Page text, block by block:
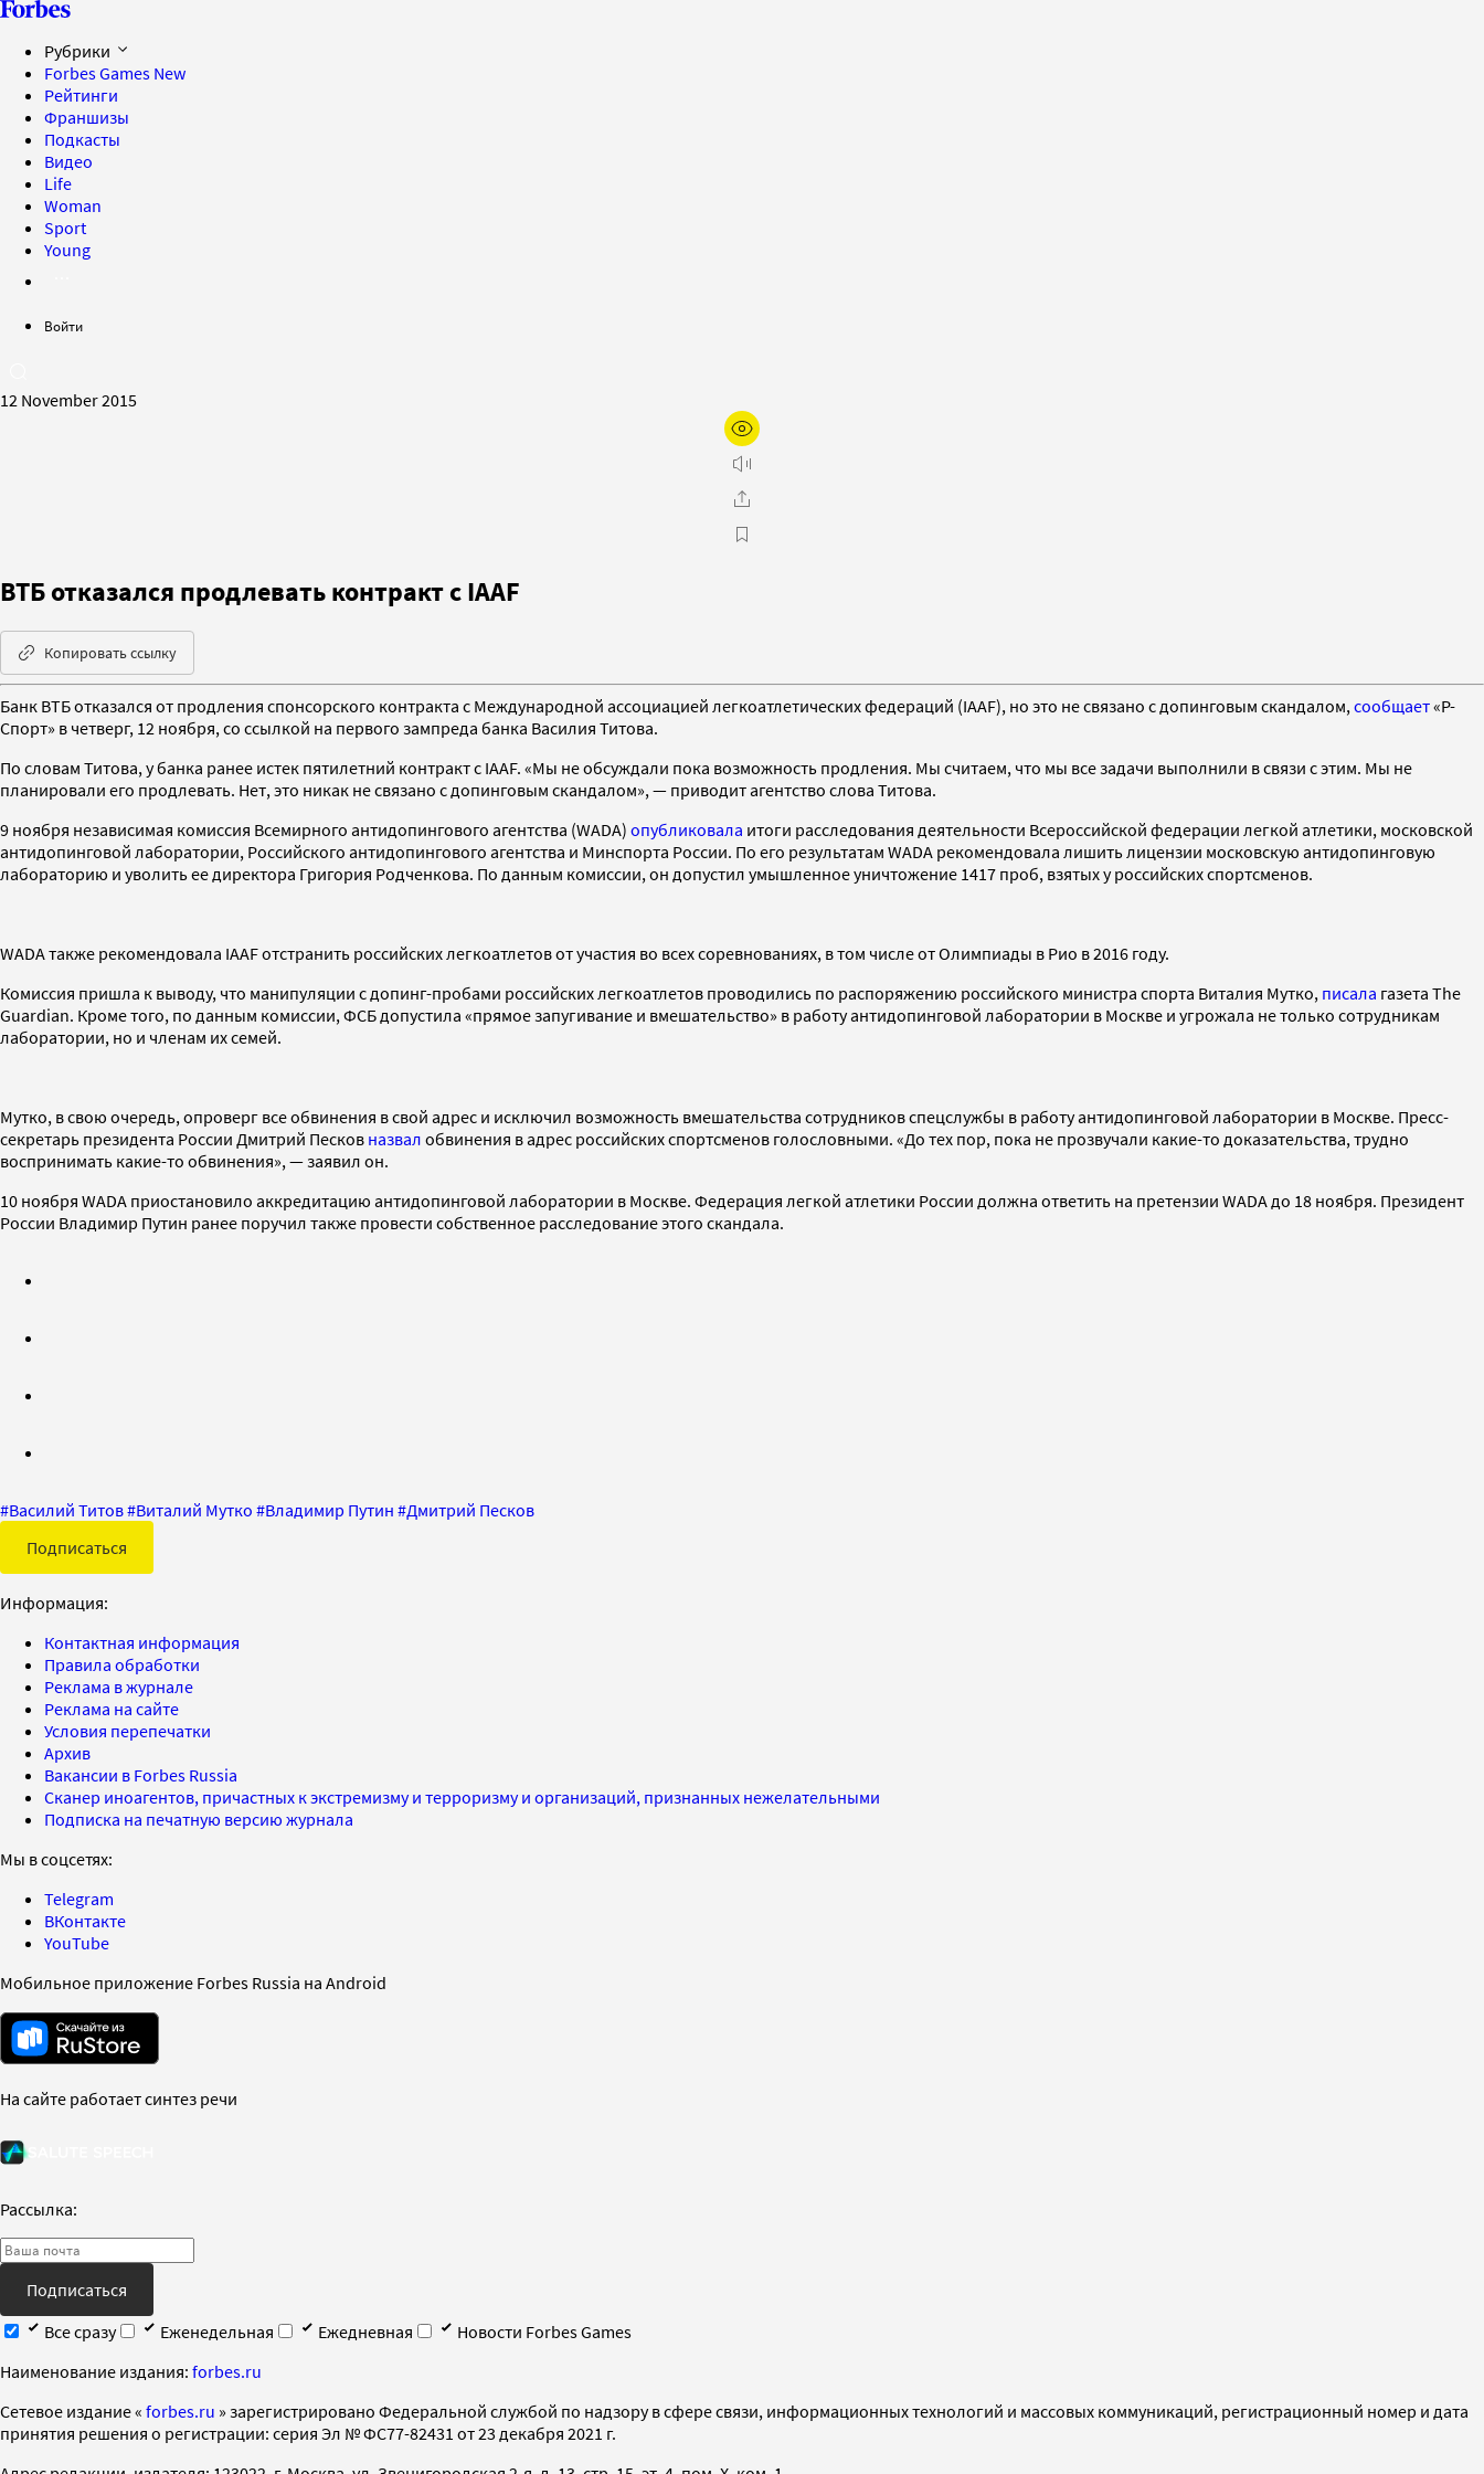
Рубрики
Forbes Games New
Рейтинги
Франшизы
Подкасты
Видео
Life
Woman
Sport
Young
Войти
12 November 2015
ВТБ отказался продлевать контракт с IAAF
Копировать ссылку
Банк ВТБ отказался от продления спонсорского контракта с Международной ассоциацией легкоатлетических федераций (IAAF), но это не связано с допинговым скандалом, сообщает«Р-
Спорт» в четверг, 12 ноября, со ссылкой на первого зампреда банка Василия Титова.
По словам Титова, у банка ранее истек пятилетний контракт с IAAF. «Мы не обсуждали пока возможность продления. Мы считаем, что мы все задачи выполнили в связи с этим. Мы не
планировали его продлевать. Нет, это никак не связано с допинговым скандалом», — приводит агентство слова Титова.
9 ноября независимая комиссия Всемирного антидопингового агентства (WADA) опубликовала итоги расследования деятельности Всероссийской федерации легкой атлетики, московской
антидопинговой лаборатории, Российского антидопингового агентства и Минспорта России. По его результатам WADA рекомендовала лишить лицензии московскую антидопинговую
лабораторию и уволить ее директора Григория Родченкова. По данным комиссии, он допустил умышленное уничтожение 1417 проб, взятых у российских спортсменов.
WADA также рекомендовала IAAF отстранить российских легкоатлетов от участия во всех соревнованиях, в том числе от Олимпиады в Рио в 2016 году.
Комиссия пришла к выводу, что манипуляции с допинг-пробами российских легкоатлетов проводились по распоряжению российского министра спорта Виталия Мутко, писала газета The
Guardian. Кроме того, по данным комиссии, ФСБ допустила «прямое запугивание и вмешательство» в работу антидопинговой лаборатории в Москве и угрожала не только сотрудникам
лаборатории, но и членам их семей.
Мутко, в свою очередь, опроверг все обвинения в свой адрес и исключил возможность вмешательства сотрудников спецслужбы в работу антидопинговой лаборатории в Москве. Пресс-
секретарь президента России Дмитрий Песков назвал обвинения в адрес российских спортсменов голословными. «До тех пор, пока не прозвучали какие-то доказательства, трудно
воспринимать какие-то обвинения», — заявил он.
10 ноября WADA приостановило аккредитацию антидопинговой лаборатории в Москве. Федерация легкой атлетики России должна ответить на претензии WADA до 18 ноября. Президент
России Владимир Путин ранее поручил также провести собственное расследование этого скандала.
#Василий Титов#Виталий Мутко #Владимир Путин #Дмитрий Песков
Подписаться
Информация:
Контактная информация
Правила обработки
Реклама в журнале
Реклама на сайте
Условия перепечатки
Архив
Вакансии в Forbes Russia
Сканер иноагентов, причастных к экстремизму и терроризму и организаций, признанных нежелательными
Подписка на печатную версию журнала
Мы в соцсетях:
Telegram
ВКонтакте
YouTube
Мобильное приложение Forbes Russia на Android
На сайте работает синтез речи
Рассылка:
Подписаться
Все сразу
Еженедельная Ежедневная
Новости Forbes Games
Наименование издания: forbes.ru
Cетевое издание « forbes.ru » зарегистрировано Федеральной службой по надзору в сфере связи, информационных технологий и массовых коммуникаций, регистрационный номер и дата
принятия решения о регистрации: серия Эл № ФС77-82431 от 23 декабря 2021 г.